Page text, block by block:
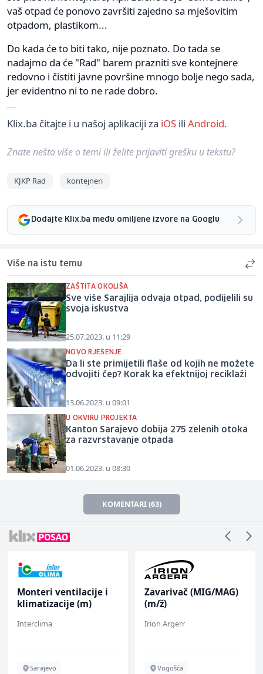
vaš otpad će ponovo završiti zajedno sa mješovitim
otpadom, plastikom...
Do kada će to biti tako, nije poznato. Do tada se
nadajmo da će "Rad" barem prazniti sve kontejnere
redovno i čistiti javne površine mnogo bolje nego sada,
jer evidentno ni to ne rade dobro.
Klix.ba čitajte i u našoj aplikaciji za iOS ili Android.
Znate nešto više o temi ili želite prijaviti grešku u tekstu?
KJKP Rad kontejneri
Dodajte Klix.ba među omiljene izvore na Googlu
Više na istu temu
ZAŠTITA OKOLIŠA
Sve više Sarajlija odvaja otpad, podijelili su
svoja iskustva
25.07.2023. u 11:29
NOVO RJEŠENJE
Da li ste primijetili flaše od kojih ne možete
odvojiti čep? Korak ka efektnijoj reciklaži
13.06.2023. u 09:01
U OKVIRU PROJEKTA
Kanton Sarajevo dobija 275 zelenih otoka
za razvrstavanje otpada
01.06.2023. u 08:30
KOMENTARI (63)
Monteri ventilacije i
klimatizacije (m)
Interclima
Sarajevo
Zavarivač (MIG/MAG)
(m/ž)
Irion Argerr
Vogošća